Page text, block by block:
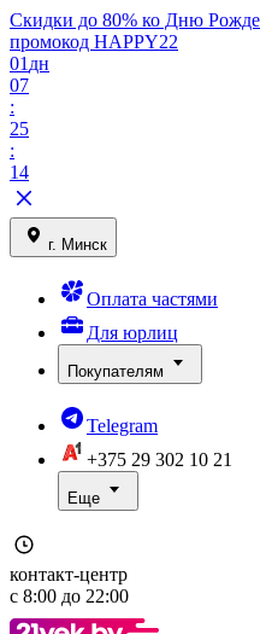
Скидки до 80% ко Дню
промокод HAPPY22
01 дн
07
:
25
:
14
г. Минск
Оплата частями
Для юрлиц
Покупателям
Telegram
+375 29 302 10 21
Еще
контакт-центр
с 8:00 до 22:00